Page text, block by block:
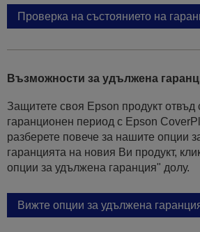
Проверка на състоянието на
Възможности за удължена
Защитете своя Epson продукт отвъд
гаранционен период с Epson
разберете повече за нашите опции
гаранцията на новия Ви продукт,
опции за удължена гаранция" долу.
Вижте опции за удължена